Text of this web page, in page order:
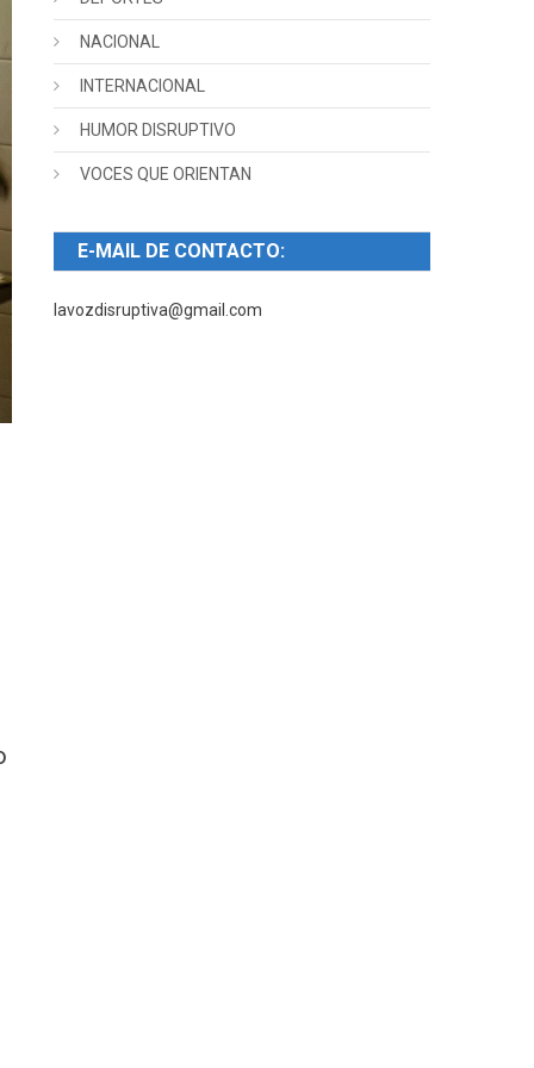
NACIONAL
INTERNACIONAL
HUMOR DISRUPTIVO
VOCES QUE ORIENTAN
E-MAIL DE CONTACTO:
lavozdisruptiva@gmail.com